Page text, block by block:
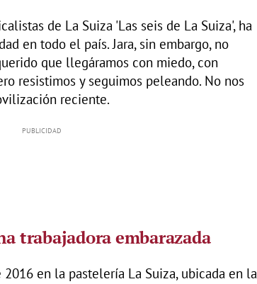
de La Suiza 'Las seis de La Suiza', ha
en todo el país. Jara, sin embargo, no
que llegáramos con miedo, con
resistimos y seguimos peleando. No nos
reciente.
trabajadora embarazada
en la pastelería La Suiza, ubicada en la